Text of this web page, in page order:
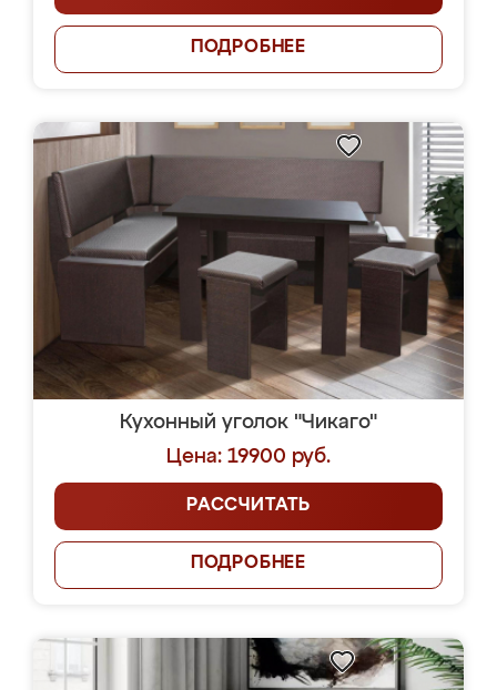
ПОДРОБНЕЕ
Кухонный уголок "Чикаго"
Цена: 19900 руб.
РАССЧИТАТЬ
ПОДРОБНЕЕ